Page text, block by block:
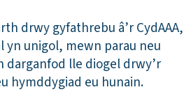
drwy gyfathrebu â’r CydAAA,
yn unigol, mewn parau neu
darganfod lle diogel drwy’r
hymddygiad eu hunain.